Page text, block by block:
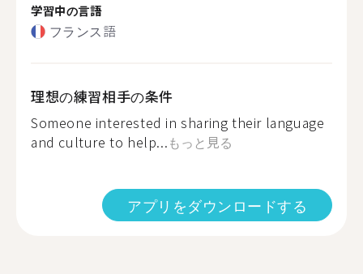
学習中の言語
フランス語
理想の練習相手の条件
Someone interested in sharing their language
and culture to help...もっと見る
アプリをダウンロードする